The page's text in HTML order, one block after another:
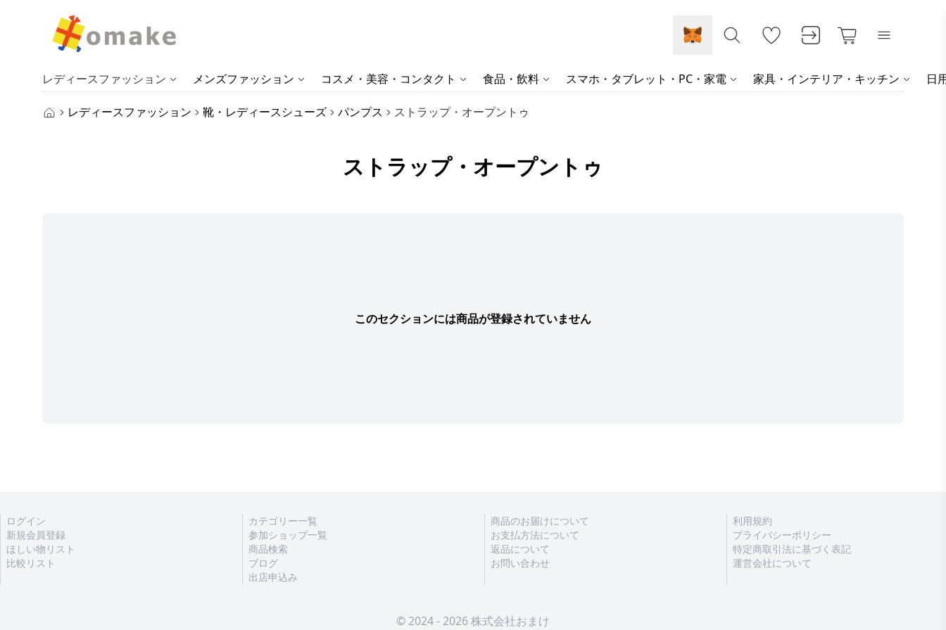
レディースファッション メンズファッション コスメ・美容・コンタクト 食品・飲料 スマホ・タブレット・PC・家電 家具・インテリア・キッチン 日
レディースファッション 靴・レディースシューズ パンプス ストラップ・オープントゥ
ストラップ・オープントゥ
このセクションには商品が登録されていません
ログイン
新規会員登録
ほしい物リスト
比較リスト
カテゴリー一覧
参加ショップ一覧
商品検索
ブログ
出店申込み
商品のお届けについて
お支払方法について
返品について
お問い合わせ
利用規約
プライバシーポリシー
特定商取引法に基づく表記
運営会社について
© 2024 - 2026 株式会社おまけ